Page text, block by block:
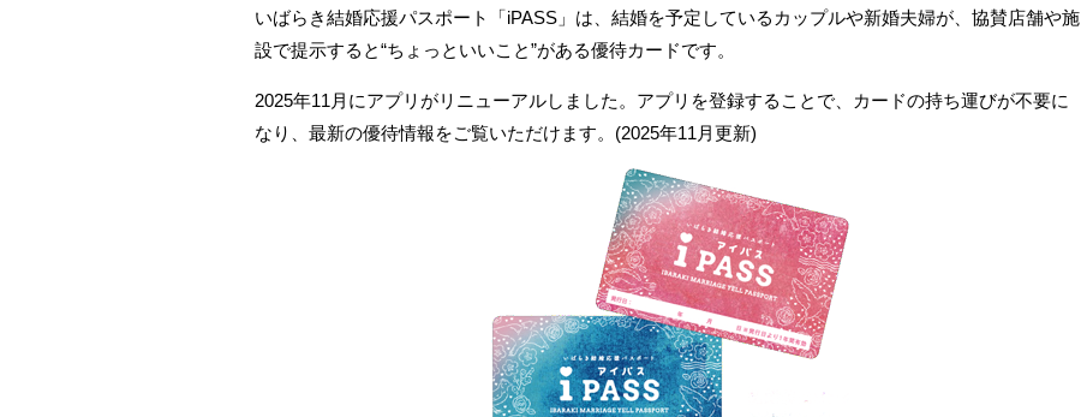
いばらき結婚応援パスポート「iPASS 」は、結婚を予定しているカップルや新婚夫婦が、協賛店舗や施
設で提示すると“ちょっといいこと”がある優待カードです。
2025年11月にアプリがリニューアルしました。アプリを登録することで、カードの持ち運びが不要に
なり、最新の優待情報をご覧いただけます。(2025年11月更新)